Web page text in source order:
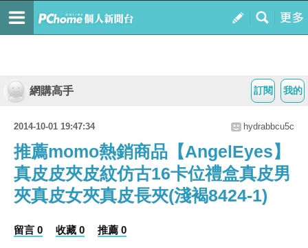
我的
訂閱
網購高手
2014-10-01 19:47:34 hydrabbcu5c
推薦momo熱銷商品【AngelEyes】
真皮皮夾皮紋仿古16卡位禮盒真皮男
夾真皮女夾真皮長夾(淺褐8424-1)
留言 0 收藏 0 推薦 0